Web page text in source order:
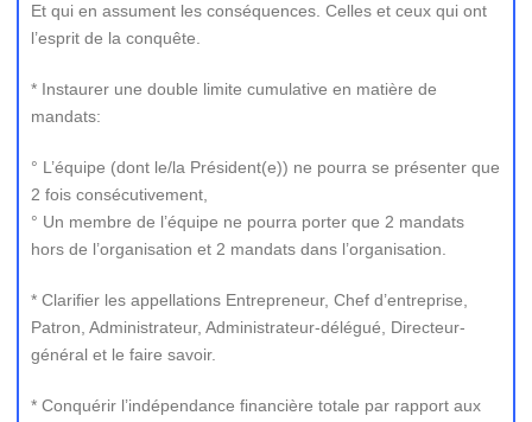
Et qui en assument les conséquences. Celles et ceux qui ont
l’esprit de la conquête.
* Instaurer une double limite cumulative en matière de
mandats:
° L’équipe (dont le/la Président(e)) ne pourra se présenter que
2 fois consécutivement,
° Un membre de l’équipe ne pourra porter que 2 mandats
hors de l’organisation et 2 mandats dans l’organisation.
* Clarifier les appellations Entrepreneur, Chef d’entreprise,
Patron, Administrateur, Administrateur-délégué, Directeur-
général et le faire savoir.
* Conquérir l’indépendance financière totale par rapport aux